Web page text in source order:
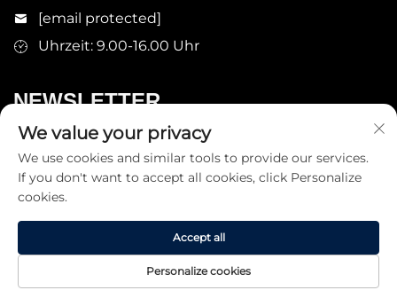
[email protected]
Uhrzeit: 9.00-16.00 Uhr
NEWSLETTER
Willkommen, mit uns in Kontakt zu treten für die
neuesten Produktinformationen
SENDEN
We value your privacy
We use cookies and similar tools to provide our services.
If you don't want to accept all cookies, click Personalize
cookies.
Personalize cookies
Accept all